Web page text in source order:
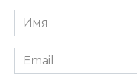
Имя
*
Email
*